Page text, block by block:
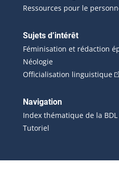
externe s'ouvrira dans une
dans une nouvelle fenêtre.)
s'ouvrira dans une nouvelle
dans une nouvelle fenêtre.)
Ressources pour le
Sujets d’intérêt
Féminisation et rédaction
Néologie
Officialisation linguistique
Navigation
Index thématique de la BDL
Tutoriel